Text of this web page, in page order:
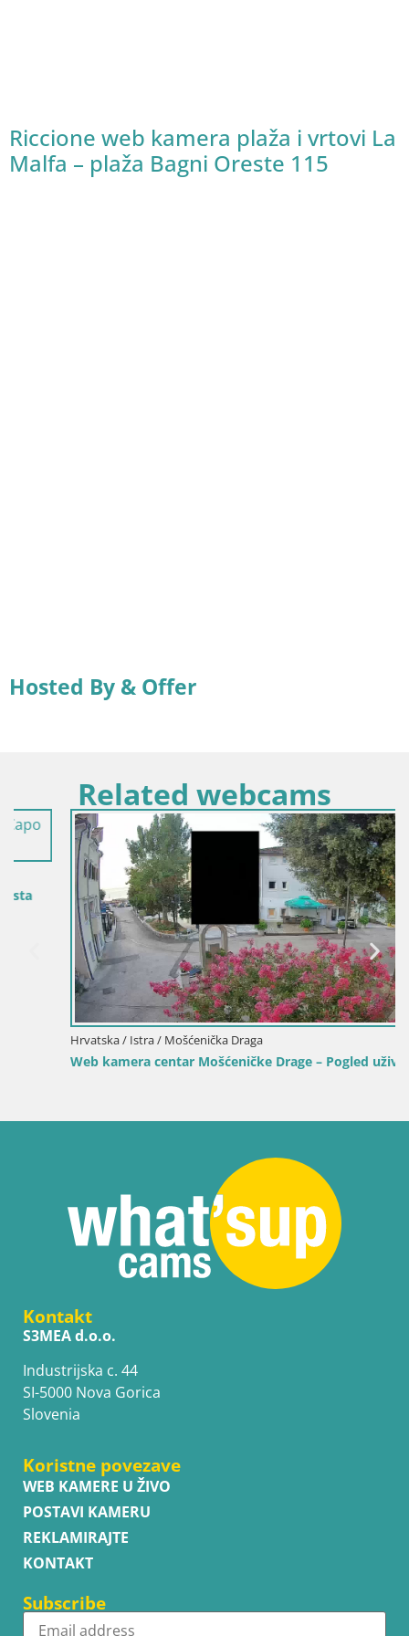
Riccione web kamera plaža i vrtovi La
Malfa – plaža Bagni Oreste 115
Hosted By & Offer
Related webcams
Hrvatska / Istra / Mošćenička Draga
Web kamera centar Mošćeničke Drage – Pogled uživo
Kontakt
S3MEA d.o.o.
Industrijska c. 44
SI-5000 Nova Gorica
Slovenia
Koristne povezave
WEB KAMERE U ŽIVO
POSTAVI KAMERU
REKLAMIRAJTE
KONTAKT
Subscribe